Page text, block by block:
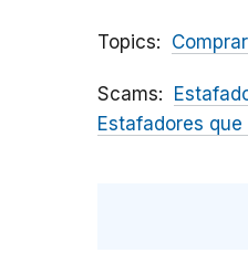
Topics
Scams
Estafadores